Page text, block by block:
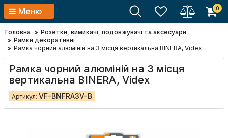
Меню 0
Головна
Розетки, вимикачі, подовжувачі та аксесуари
Рамки декоративні
Рамка чорний алюміній на 3 місця вертикальна BINERA, Videx
Рамка чорний алюміній на 3 місця
вертикальна BINERA, Videx
Артикул: VF-BNFRA3V-B